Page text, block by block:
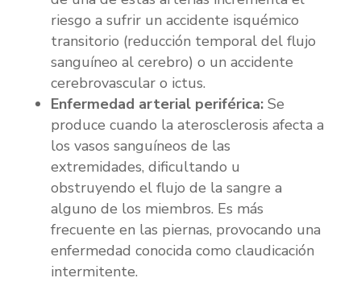
riesgo a sufrir un accidente isquémico
transitorio (reducción temporal del flujo
sanguíneo al cerebro) o un accidente
cerebrovascular o ictus.
Enfermedad arterial periférica:Se
produce cuando la aterosclerosis afecta a
los vasos sanguíneos de las
extremidades, dificultando u
obstruyendo el flujo de la sangre a
alguno de los miembros. Es más
frecuente en las piernas, provocando una
enfermedad conocida como claudicación
intermitente.